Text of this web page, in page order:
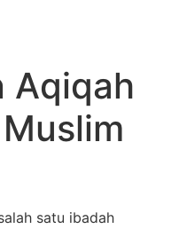
Aqiqah
satu ibadah